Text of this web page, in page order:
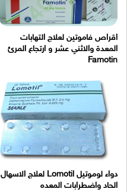
اقراص فاموتين لعلاج التهابات
المعدة والاثني عشر و ارتجاع المرئ
Famotin
دواء لوموتيل Lomotil لعلاج الاسهال
الحاد واضطرابات المعده